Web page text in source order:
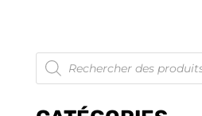
Recherche
de
produits